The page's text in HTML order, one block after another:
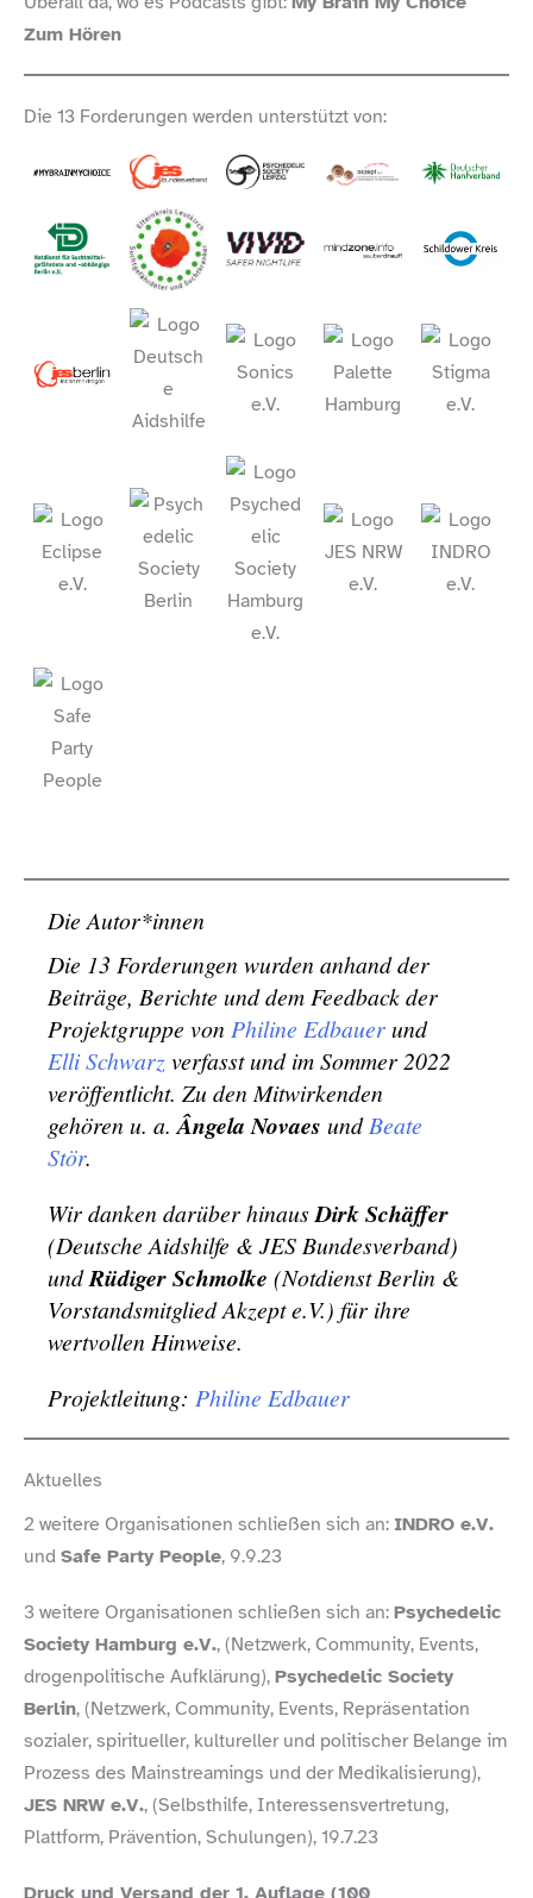
Zum Hören
Die 13 Forderungen werden unterstützt von:
Die Autor*innen
Die 13 Forderungen wurden anhand der
Beiträge, Berichte und dem Feedback der
Projektgruppe vonPhiline Edbauerund
Elli Schwarzverfasst und im Sommer 2022
veröffentlicht. Zu den Mitwirkenden
gehören u. a.Ângela Novaes undBeate
Stör.
Wir danken darüber hinausDirk Schäffer
(Deutsche Aidshilfe & JES Bundesverband)
undRüdiger Schmolke (Notdienst Berlin &
Vorstandsmitglied Akzept e.V.) für ihre
wertvollen Hinweise.
Projektleitung: Philine Edbauer
Aktuelles
2 weitere Organisationen schließen sich an: INDRO e.V.
und Safe Party People, 9.9.23
3 weitere Organisationen schließen sich an:Psychedelic
Society Hamburg e.V., (Netzwerk, Community, Events,
drogenpolitische Aufklärung),Psychedelic Society
Berlin, (Netzwerk, Community, Events, Repräsentation
sozialer, spiritueller, kultureller und politischer Belange im
Prozess des Mainstreamings und der Medikalisierung),
JES NRW e.V., (Selbsthilfe, Interessensvertretung,
Plattform, Prävention, Schulungen), 19.7.23